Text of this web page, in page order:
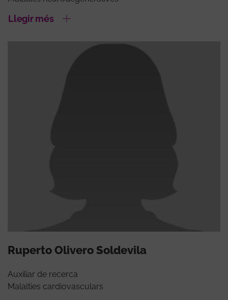
Llegir més
Ruperto Olivero Soldevila
Auxiliar de recerca
Malalties cardiovasculars